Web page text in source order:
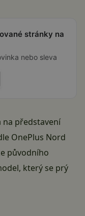
stránky na
nebo sleva
na představení
OnePlus Nord
původního
který se prý